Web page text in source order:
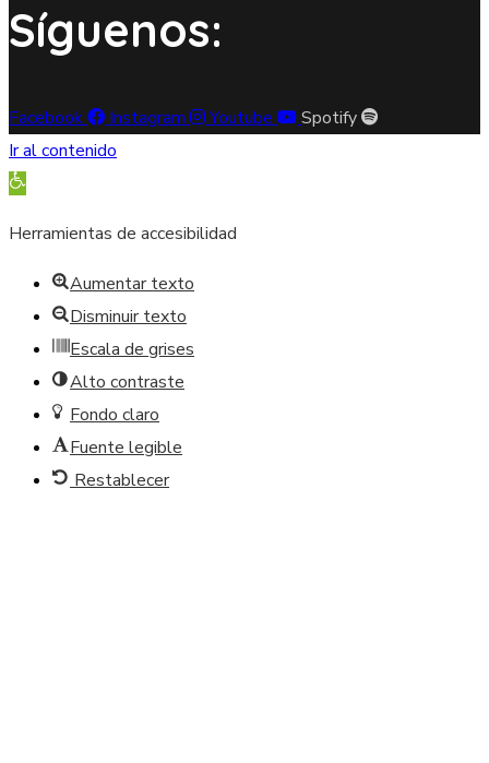
Síguenos:
Facebook Instagram Youtube
Spotify
Ir al contenido
Abrir barra de herramientas
Herramientas de accesibilidad
Aumentar texto
Disminuir texto
Escala de grises
Alto contraste
Fondo claro
Fuente legible
Restablecer